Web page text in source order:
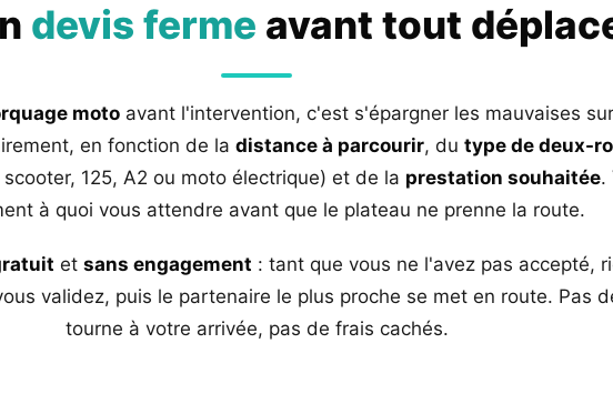
devis ferme avant tout
moto avant l'intervention, c'est s'épargner les mauvaises
en fonction de la distance à parcourir, du type de deux-
125, A2 ou moto électrique) et de la prestation souhaitée.
à quoi vous attendre avant que le plateau ne prenne la route.
et sans engagement : tant que vous ne l'avez pas accepté,
validez, puis le partenaire le plus proche se met en route. Pas
tourne à votre arrivée, pas de frais cachés.